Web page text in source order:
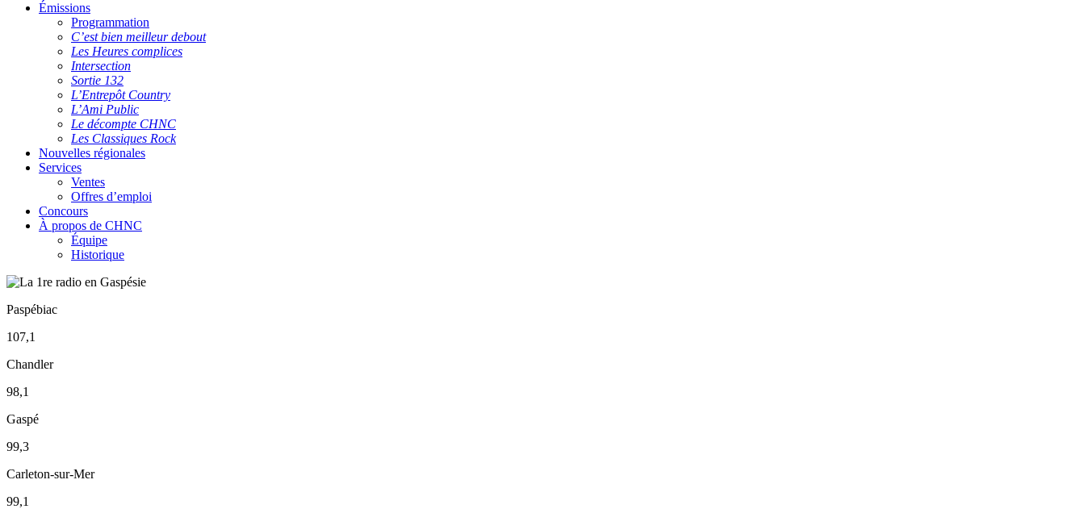
Émissions
Programmation
C’est bien meilleur debout
Les Heures complices
Intersection
Sortie 132
L’Entrepôt Country
L’Ami Public
Le décompte CHNC
Les Classiques Rock
Nouvelles régionales
Services
Ventes
Offres d’emploi
Concours
À propos de CHNC
Équipe
Historique
Paspébiac
107,1
Chandler
98,1
Gaspé
99,3
Carleton-sur-Mer
99,1